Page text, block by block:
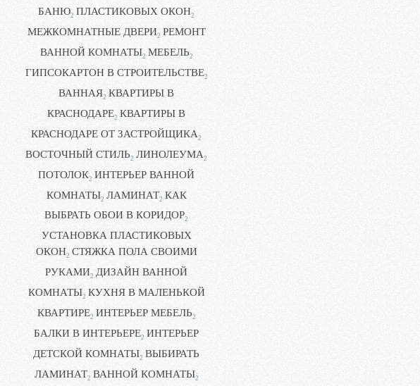
БАНЮ2 ПЛАСТИКОВЫХ ОКОН2
МЕЖКОМНАТНЫЕ ДВЕРИ2 РЕМОНТ
ВАННОЙ КОМНАТЫ2 МЕБЕЛЬ2
ГИПСОКАРТОН В СТРОИТЕЛЬСТВЕ2
ВАННАЯ2 КВАРТИРЫ В
КРАСНОДАРЕ2 КВАРТИРЫ В
КРАСНОДАРЕ ОТ ЗАСТРОЙЩИКА2
ВОСТОЧНЫЙ СТИЛЬ2 ЛИНОЛЕУМА2
ПОТОЛОК2 ИНТЕРЬЕР ВАННОЙ
КОМНАТЫ2 ЛАМИНАТ2 КАК
ВЫБРАТЬ ОБОИ В КОРИДОР2
УСТАНОВКА ПЛАСТИКОВЫХ
ОКОН2 СТЯЖКА ПОЛА СВОИМИ
РУКАМИ2 ДИЗАЙН ВАННОЙ
КОМНАТЫ2 КУХНЯ В МАЛЕНЬКОЙ
КВАРТИРЕ2 ИНТЕРЬЕР МЕБЕЛЬ2
БАЛКИ В ИНТЕРЬЕРЕ2 ИНТЕРЬЕР
ДЕТСКОЙ КОМНАТЫ2 ВЫБИРАТЬ
ЛАМИНАТ2 ВАННОЙ КОМНАТЫ2